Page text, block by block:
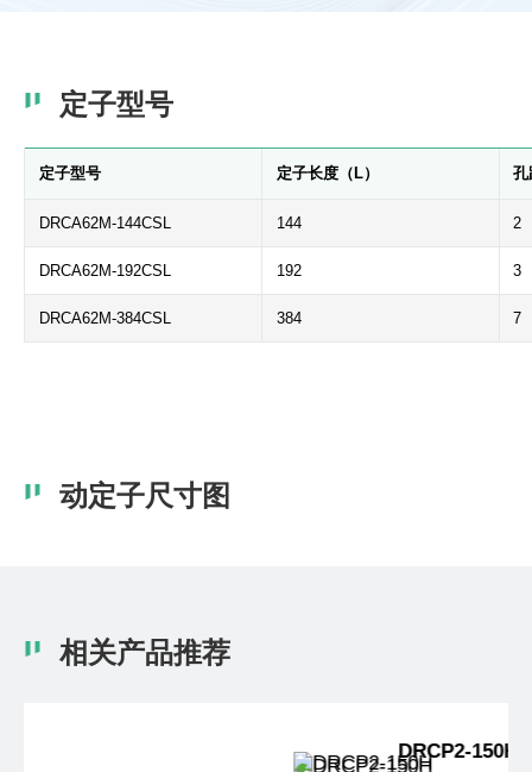
定子型号
定子型号 定子长度（L） 孔
DRCA62M-144CSL 144 2
DRCA62M-192CSL 192 3
DRCA62M-384CSL 384 7
动定子尺寸图
相关产品推荐
DRCP2-150H